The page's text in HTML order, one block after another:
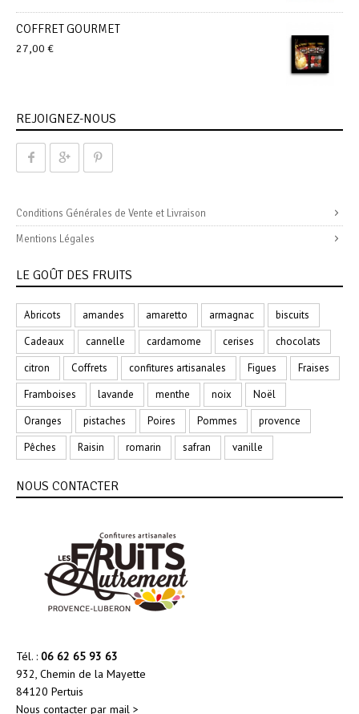
COFFRET GOURMET
27,00 €
REJOIGNEZ-NOUS
Conditions Générales de Vente et Livraison
Mentions Légales
LE GOÛT DES FRUITS
Abricots amandes amaretto armagnac
biscuits
Cadeaux
cannelle cardamome cerises
chocolats
citron
Coffrets confitures artisanales Figues
Fraises
Framboises
lavande menthe noix
Noël
Oranges
pistaches Poires Pommes
provence
Pêches
Raisin romarin safran vanille
NOUS CONTACTER
Tél. : 06 62 65 93 63
932, Chemin de la Mayette
84120 Pertuis
Nous contacter par mail >